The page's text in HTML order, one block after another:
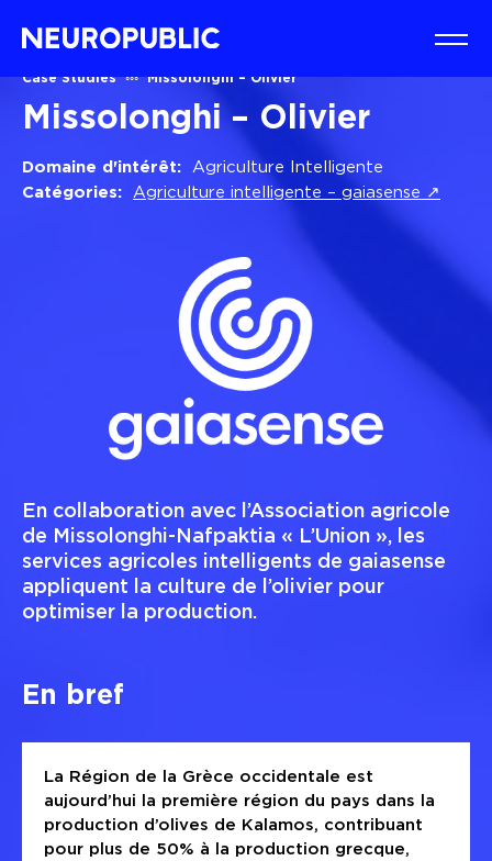
Case Studies Missolonghi – Olivier
Missolonghi – Olivier
Domaine d'intérêt:
Agriculture Intelligente
Catégories:
Agriculture intelligente – gaiasense ↗
En collaboration avec l’Association agricole
de Missolonghi-Nafpaktia « L’Union », les
services agricoles intelligents de gaiasense
appliquent la culture de l’olivier pour
optimiser la production.
En bref
La Région de la Grèce occidentale est
aujourd’hui la première région du pays dans la
production d’olives de Kalamos, contribuant
pour plus de 50% à la production grecque,